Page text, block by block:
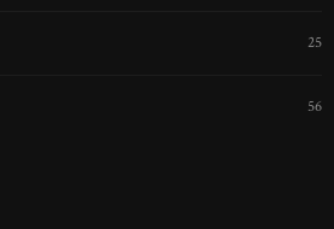
25
56